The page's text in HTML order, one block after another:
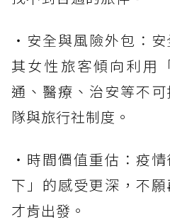
・安全與風險外包：
其女性旅客傾向利用
通、醫療、治安等不
隊與旅行社制度。
・時間價值重估：疫
下」的感受更深，不
才肯出發。